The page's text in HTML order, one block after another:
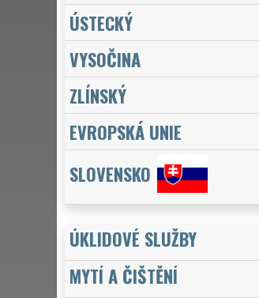
ÚSTECKÝ
VYSOČINA
ZLÍNSKÝ
EVROPSKÁ UNIE
SLOVENSKO
ÚKLIDOVÉ SLUŽBY
MYTÍ A ČIŠTĚNÍ